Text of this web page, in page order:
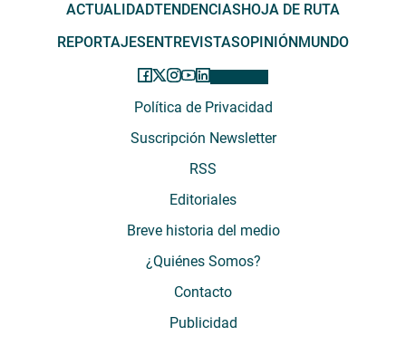
ACTUALIDADTENDENCIASHOJA DE RUTA
REPORTAJESENTREVISTASOPINIÓNMUNDO
Política de Privacidad
Suscripción Newsletter
RSS
Editoriales
Breve historia del medio
¿Quiénes Somos?
Contacto
Publicidad